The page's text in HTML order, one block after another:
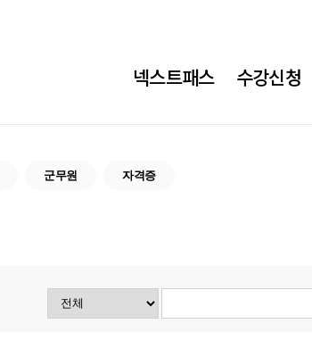
넥스트패스 수강신청
군무원 자격증